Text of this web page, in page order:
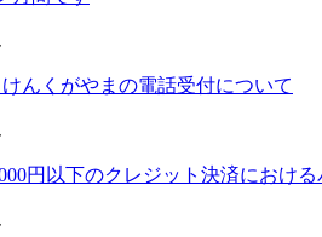
んくがやまの電話受付について
円以下のクレジット決済におけ